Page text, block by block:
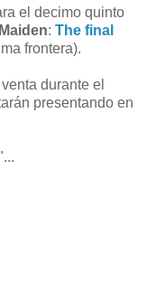
el decimo quinto
: The final
frontera).
durante el
presentando en